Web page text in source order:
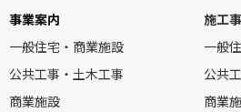
事業案内
一般住宅・商業施設
公共工事・土木工事
商業施設
施工
一般
公共
商業